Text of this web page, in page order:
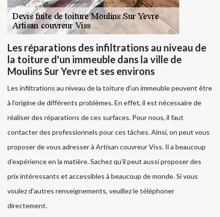
Les réparations des infiltrations au niveau de
la toiture d'un immeuble dans la ville de
Moulins Sur Yevre et ses environs
Les infiltrations au niveau de la toiture d'un immeuble peuvent être
à l'origine de différents problèmes. En effet, il est nécessaire de
réaliser des réparations de ces surfaces. Pour nous, il faut
contacter des professionnels pour ces tâches. Ainsi, on peut vous
proposer de vous adresser à Artisan couvreur Viss. Il a beaucoup
d'expérience en la matière. Sachez qu'il peut aussi proposer des
prix intéressants et accessibles à beaucoup de monde. Si vous
voulez d'autres renseignements, veuillez le téléphoner
directement.